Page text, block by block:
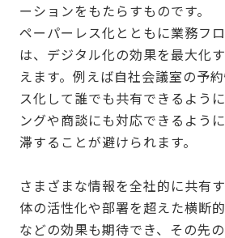
ーションをもたらすものです。
ペーパーレス化とともに業務フ
は、デジタル化の効果を最大化
えます。例えば自社会議室の予
ス化して誰でも共有できるよう
ングや商談にも対応できるよう
滞することが避けられます。
さまざまな情報を全社的に共有
体の活性化や部署を超えた横断
などの効果も期待でき、その先